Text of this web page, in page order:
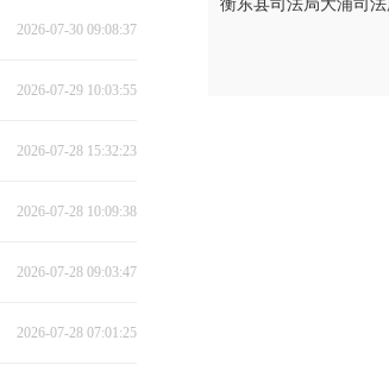
2026-07-30 09:08:37
2026-07-29 10:03:55
2026-07-28 15:32:23
2026-07-28 10:09:38
2026-07-28 09:03:47
2026-07-28 07:01:25